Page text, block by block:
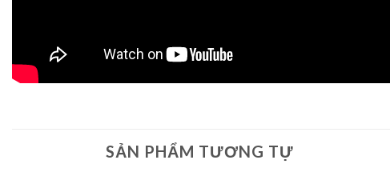
SẢN PHẨM TƯƠNG TỰ